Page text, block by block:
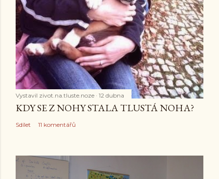
Vystavil zivot.na.tluste.noze 12 dubna
KDY SE Z NOHY STALA TLUSTÁ NOHA?
Sdílet 11 komentářů